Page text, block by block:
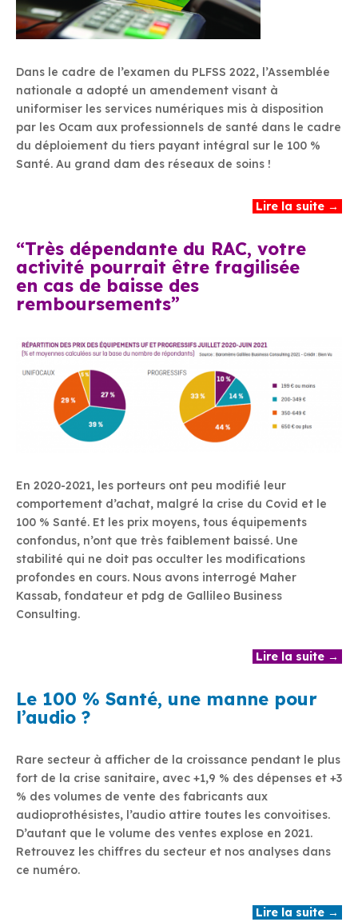
Dans le cadre de l’examen du PLFSS 2022, l’Assemblée
nationale a adopté un amendement visant à
uniformiser les services numériques mis à disposition
par les Ocam aux professionnels de santé dans le cadre
du déploiement du tiers payant intégral sur le 100 %
Santé. Au grand dam des réseaux de soins !
Lire la suite →
“Très dépendante du RAC, votre
activité pourrait être fragilisée
en cas de baisse des
remboursements”
En 2020-2021, les porteurs ont peu modifié leur
comportement d’achat, malgré la crise du Covid et le
100 % Santé. Et les prix moyens, tous équipements
confondus, n’ont que très faiblement baissé. Une
stabilité qui ne doit pas occulter les modifications
profondes en cours. Nous avons interrogé Maher
Kassab, fondateur et pdg de Gallileo Business
Consulting.
Lire la suite →
Le 100 % Santé, une manne pour
l’audio ?
Rare secteur à afficher de la croissance pendant le plus
fort de la crise sanitaire, avec +1,9 % des dépenses et +3
% des volumes de vente des fabricants aux
audioprothésistes, l’audio attire toutes les convoitises.
D’autant que le volume des ventes explose en 2021.
Retrouvez les chiffres du secteur et nos analyses dans
ce numéro.
Lire la suite →